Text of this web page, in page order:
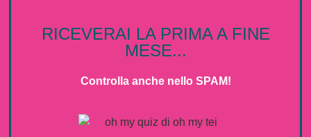
RICEVERAI LA PRIMA A FINE
MESE...
Controlla anche nello SPAM!